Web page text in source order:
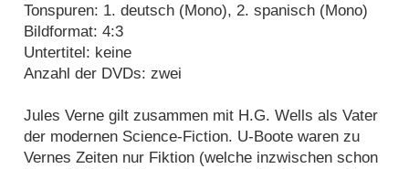
Tonspuren: 1. deutsch (Mono), 2. spanisch (Mono)
Bildformat: 4:3
Untertitel: keine
Anzahl der DVDs: zwei
Jules Verne gilt zusammen mit H.G. Wells als Vater
der modernen Science-Fiction. U-Boote waren zu
Vernes Zeiten nur Fiktion (welche inzwischen schon